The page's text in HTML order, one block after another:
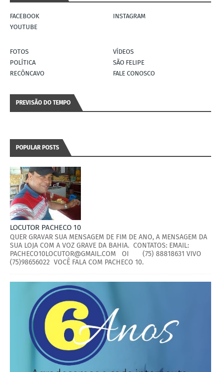
FACEBOOK
INSTAGRAM
YOUTUBE
FOTOS
VÍDEOS
POLÍTICA
SÃO FELIPE
RECÔNCAVO
FALE CONOSCO
PREVISÃO DO TEMPO
POPULAR POSTS
LOCUTOR PACHECO 10
QUER GRAVAR SUA MENSAGEM DE FIM DE ANO, A MENSAGEM DA
SUA LOJA COM A VOZ GRAVE DA BAHIA. CONTATOS: EMAIL:
PACHECO10LOCUTOR@GMAIL.COM OI (75) 88818631 VIVO
(75)98656022 VOCÊ FALA COM PACHECO 10.